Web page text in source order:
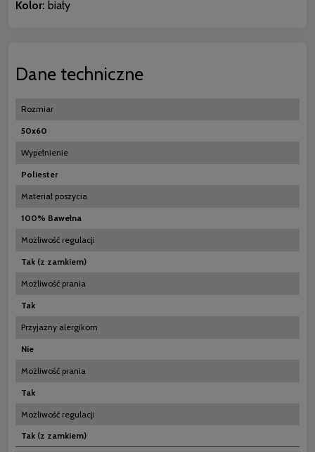
Kolor: biały
Dane techniczne
Rozmiar
50x60
Wypełnienie
Poliester
Materiał poszycia
100% Bawełna
Możliwość regulacji
Tak (z zamkiem)
Możliwość prania
Tak
Przyjazny alergikom
Nie
Możliwość prania
Tak
Możliwość regulacji
Tak (z zamkiem)